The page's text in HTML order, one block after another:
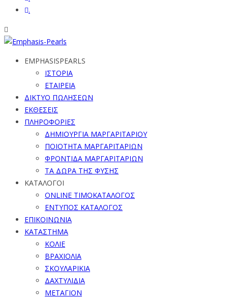
.
EMPHASISPEARLS
ΙΣΤΟΡΙΑ
ΕΤΑΙΡΕΙΑ
ΔΙΚΤΥΟ ΠΩΛΗΣΕΩΝ
ΕΚΘΕΣΕΙΣ
ΠΛΗΡΟΦΟΡΙΕΣ
ΔΗΜΙΟΥΡΓΙΑ ΜΑΡΓΑΡΙΤΑΡΙΟΥ
ΠΟΙΟΤΗΤΑ ΜΑΡΓΑΡΙΤΑΡΙΩΝ
ΦΡΟΝΤΙΔΑ ΜΑΡΓΑΡΙΤΑΡΙΩΝ
ΤΑ ΔΩΡΑ ΤΗΣ ΦΥΣΗΣ
ΚΑΤΑΛΟΓΟΙ
ONLINE ΤΙΜΟΚΑΤΑΛΟΓΟΣ
ΕΝΤΥΠΟΣ ΚΑΤΑΛΟΓΟΣ
ΕΠΙΚΟΙΝΩΝΙΑ
ΚΑΤΑΣΤΗΜΑ
ΚΟΛΙΕ
ΒΡΑΧΙΟΛΙΑ
ΣΚΟΥΛΑΡΙΚΙΑ
ΔΑΧΤΥΛΙΔΙΑ
ΜΕΤΑΓΙΟΝ